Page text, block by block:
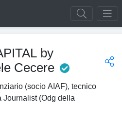
by
Cecere
Pro
(socio AIAF), tecnico
Journalist (Odg della